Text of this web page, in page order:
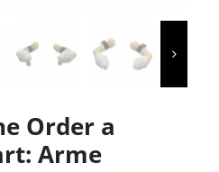
Order a
Arme